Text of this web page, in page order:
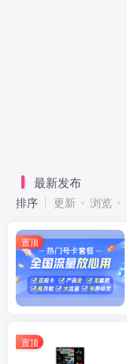
最新发布
排序 更新 浏览
置顶
置顶